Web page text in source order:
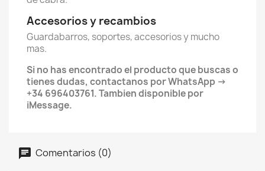
Accesorios y recambios
Guardabarros, soportes, accesorios y mucho
mas.
Si no has encontrado el producto que buscas o
tienes dudas, contactanos por WhatsApp ->
+34 696403761. Tambien disponible por
iMessage.
Comentarios (0)